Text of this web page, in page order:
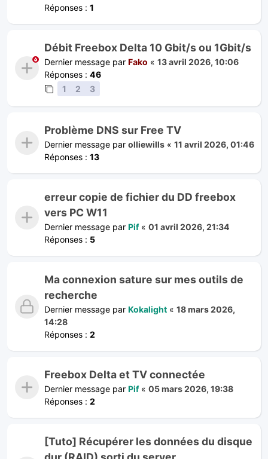
Réponses : 1
Débit Freebox Delta 10 Gbit/s ou 1Gbit/s
Dernier message par Fako « 13 avril 2026, 10:06
Réponses : 46
1
2 3
Problème DNS sur Free TV
Dernier message par olliewills « 11 avril 2026, 01:46
Réponses : 13
erreur copie de fichier du DD freebox
vers PC W11
Dernier message par Pif« 01 avril 2026, 21:34
Réponses : 5
Ma connexion sature sur mes outils de
recherche
Dernier message par Kokalight « 18 mars 2026,
14:28
Réponses : 2
Freebox Delta et TV connectée
Dernier message par Pif« 05 mars 2026, 19:38
Réponses : 2
[Tuto] Récupérer les données du disque